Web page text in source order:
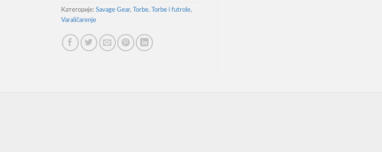
Категорије: Savage Gear, Torbe, Torbe i futrole,
Varaličarenje